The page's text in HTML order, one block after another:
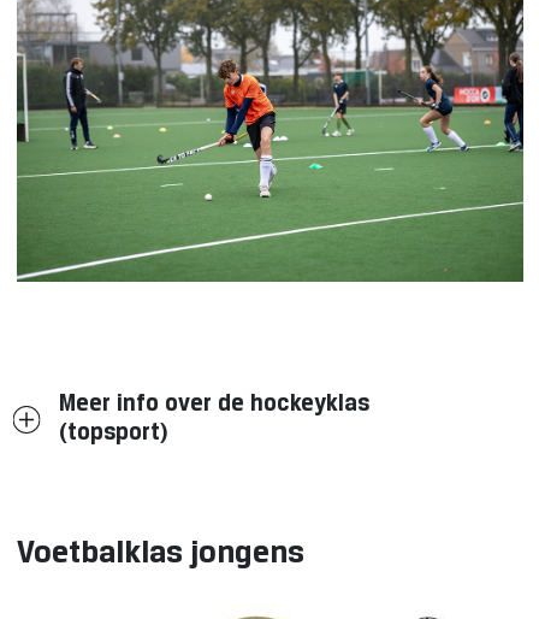
Meer info over de hockeyklas
(topsport)
Voetbalklas jongens